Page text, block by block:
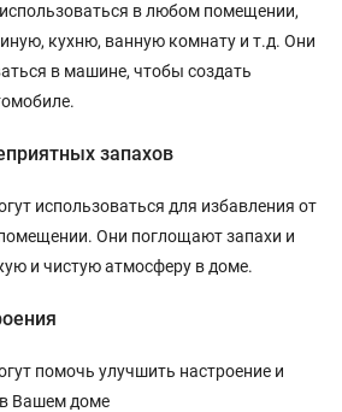
в любом помещении,
кухню, ванную комнату и т.д. Они
в машине, чтобы создать
запахов
использоваться для избавления от
Они поглощают запахи и
и чистую атмосферу в доме.
помочь улучшить настроение и
Вашем доме